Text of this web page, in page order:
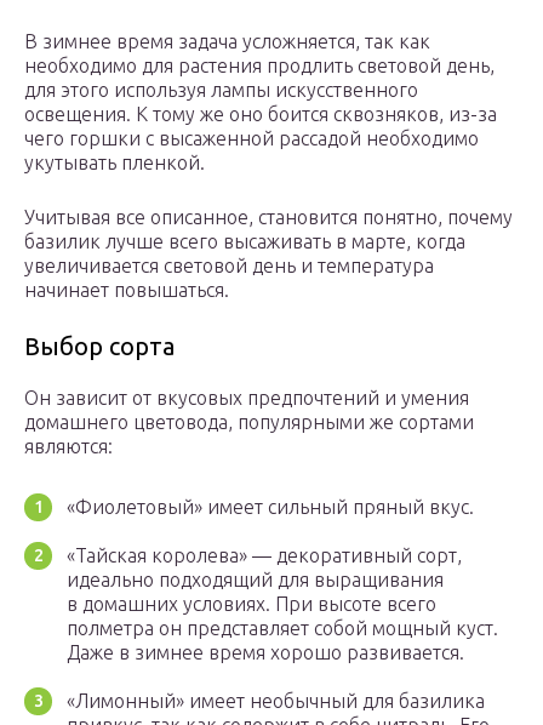
В зимнее время задача усложняется, так как
необходимо для растения продлить световой день,
для этого используя лампы искусственного
освещения. К тому же оно боится сквозняков, из-за
чего горшки с высаженной рассадой необходимо
укутывать пленкой.
Учитывая все описанное, становится понятно, почему
базилик лучше всего высаживать в марте, когда
увеличивается световой день и температура
начинает повышаться.
Выбор сорта
Он зависит от вкусовых предпочтений и умения
домашнего цветовода, популярными же сортами
являются:
«Фиолетовый» имеет сильный пряный вкус.
«Тайская королева» — декоративный сорт,
идеально подходящий для выращивания
в домашних условиях. При высоте всего
полметра он представляет собой мощный куст.
Даже в зимнее время хорошо развивается.
«Лимонный» имеет необычный для базилика